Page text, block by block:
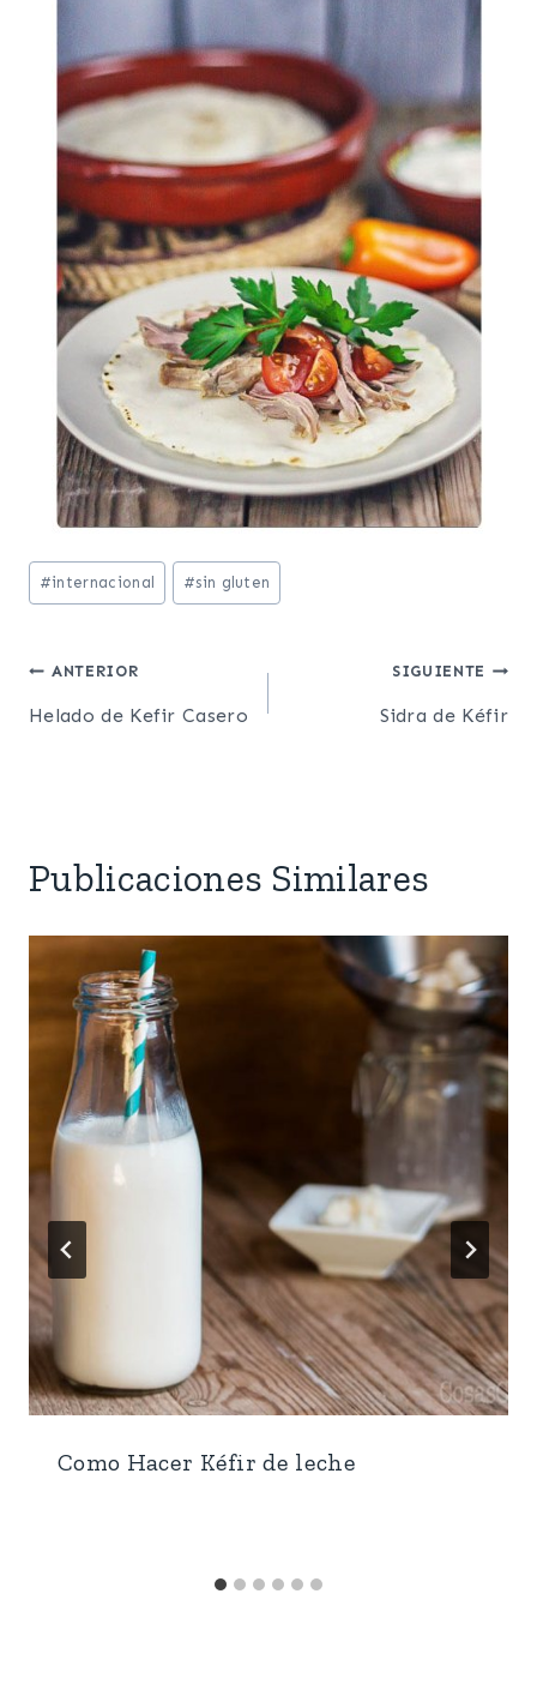
Etiquetas
de
entrada:
#internacional #sin gluten
Post
navigation
ANTERIOR
Helado de Kefir Casero
SIGUIENTE
Sidra de Kéfir
Publicaciones Similares
Como Hacer Kéfir de leche